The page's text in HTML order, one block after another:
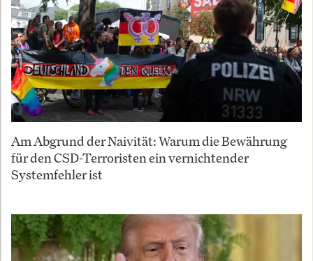
Am Abgrund der Naivität: Warum die Bewährung
für den CSD-Terroristen ein vernichtender
Systemfehler ist